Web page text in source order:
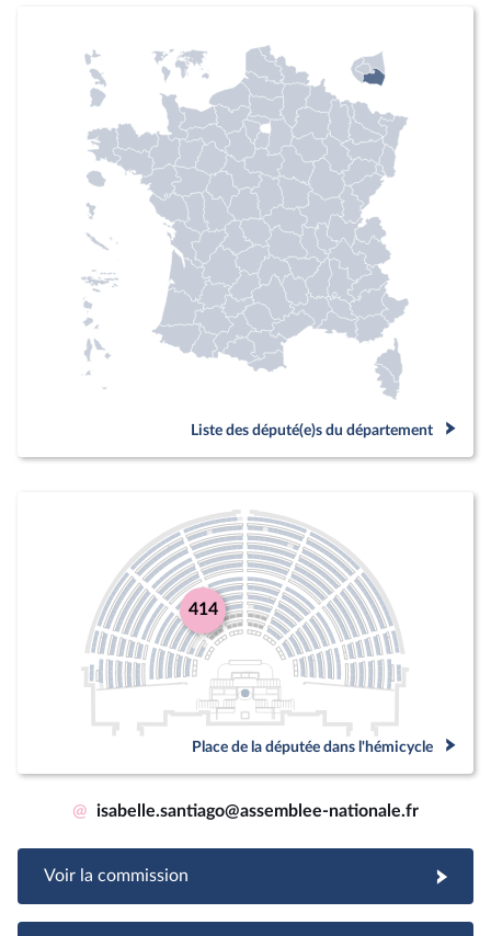
Liste des député(e)s du département
414
Place de la députée dans l'hémicycle
@ isabelle.santiago@assemblee-nationale.fr
Voir la commission